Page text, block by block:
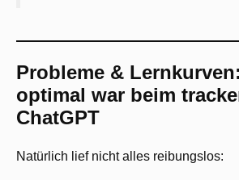
Probleme &
optimal war beim
ChatGPT
Natürlich lief nicht alles reibungslos: